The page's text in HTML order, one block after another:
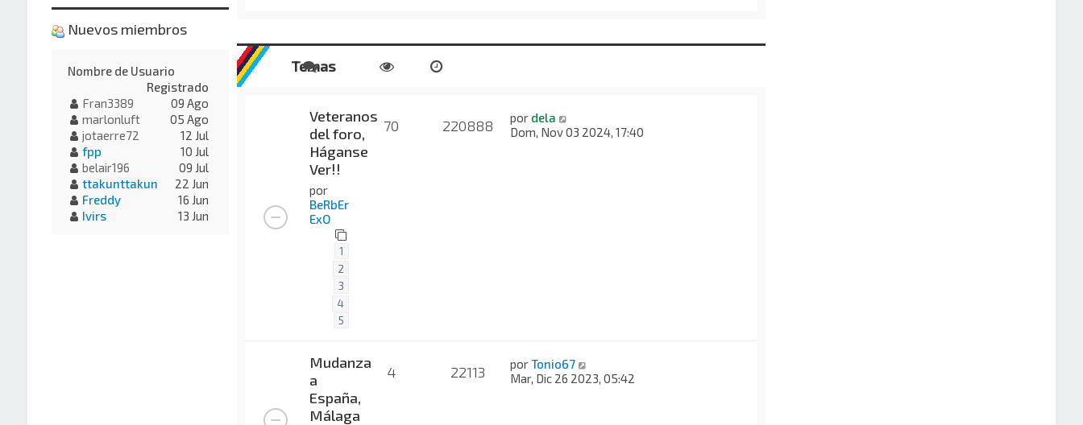
Temas
Veteranos
del foro,
Háganse
Ver!!
por
BeRbEr
ExO
1
2
3
4
5
70 220888 por dela
Dom, Nov 03 2024, 17:40
Mudanza
a
España,
Málaga
4 22113 porTonio67
Mar, Dic 26 2023, 05:42
Nuevos miembros
Nombre de Usuario
Registrado
Fran3389
09 Ago
marlonluft
05 Ago
jotaerre72
12 Jul
fpp
10 Jul
belair196
09 Jul
ttakunttakun
22 Jun
Freddy
16 Jun
Ivirs
13 Jun